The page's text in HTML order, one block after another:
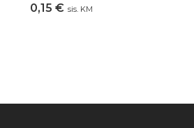
0,15 € sis. KM